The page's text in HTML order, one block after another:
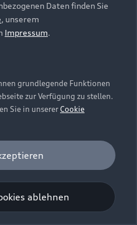
vorbehalten
Act
allen Abbildungen auf dieser
Daten finden Sie
, unserem
Impressum.
grundlegende Funktionen
zur Verfügung zu stellen.
Sie in unsererCookie
Informationen
genutzt wird (z. B.
Diese Cookies
verwendet.
ablehnen